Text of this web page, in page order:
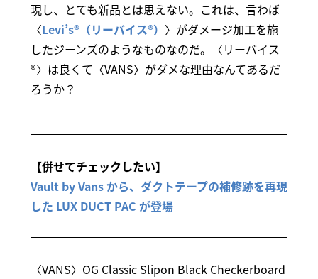
現し、とても新品とは思えない。これは、言わば
〈Levi’s®（リーバイス®） 〉がダメージ加工を施
したジーンズのようなものなのだ。〈リーバイス
®〉は良くて〈VANS〉がダメな理由なんてあるだ
ろうか？
【併せてチェックしたい】
Vault by Vans から、ダクトテープの補修跡を再現
した LUX DUCT PAC が登場
〈VANS〉OG Classic Slipon Black Checkerboard